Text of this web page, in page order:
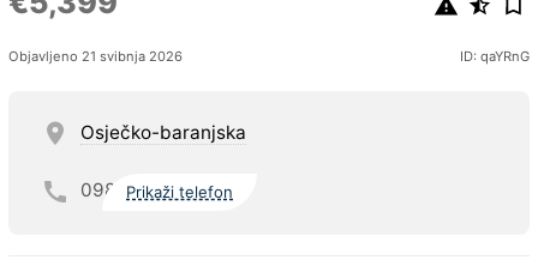
Objavljeno 21 svibnja 2026 ID: qaYRnG
Osječko-baranjska
098 Prikaži telefon